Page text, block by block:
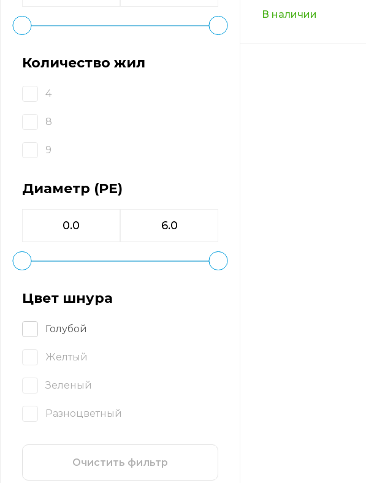
Количество жил
4
8
9
Диаметр (PE)
Цвет шнура
Голубой
Желтый
Зеленый
Разноцветный
Очистить фильтр
В наличии